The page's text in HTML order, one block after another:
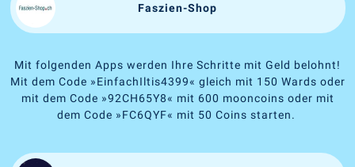
Faszien-Shop
Mit folgenden Apps werden Ihre Schritte mit Geld belohnt!
Mit dem Code »EinfachIltis4399« gleich mit 150 Wards oder
mit dem Code »92CH65Y8« mit 600 mooncoins oder mit
dem Code »FC6QYF« mit 50 Coins starten.